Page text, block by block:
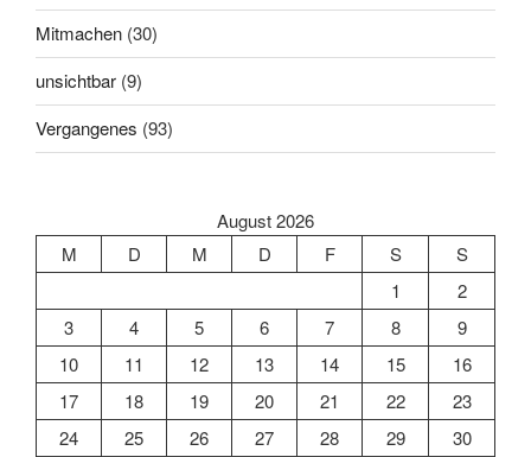
Mitmachen (30)
unsichtbar (9)
Vergangenes (93)
August 2026
M
D M D F S
S
1
2
3
4 5 6 7 8
9
10
11 12 13 14 15
16
17
18 19 20 21 22
23
24
25 26 27 28 29
30